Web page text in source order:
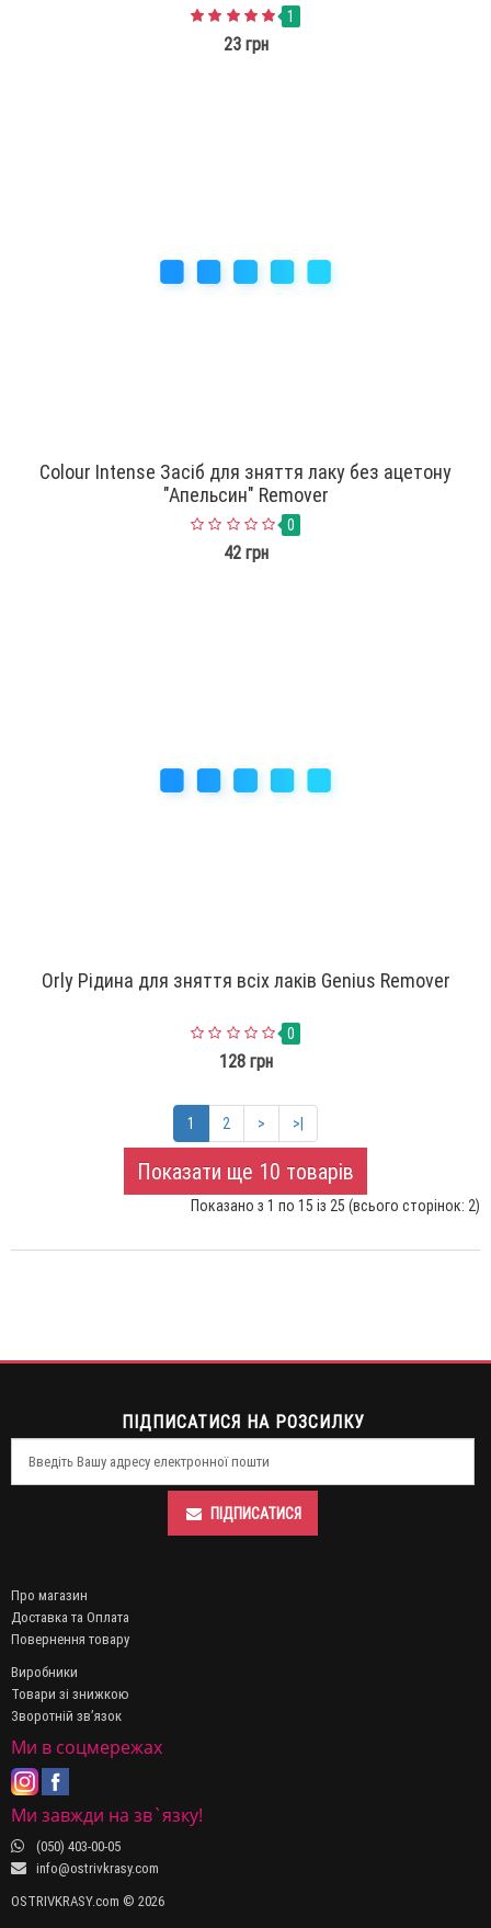
1
23 грн
Colour Intense Засіб для зняття лаку без ацетону
"Апельсин" Remover
0
42 грн
Orly Рідина для зняття всіх лаків Genius Remover
0
128 грн
1 2 > >|
Показати ще 10 товарів
Показано з 1 по 15 із 25 (всього сторінок: 2)
ПІДПИСАТИСЯ НА РОЗСИЛКУ
ПІДПИСАТИСЯ
Про магазин
Доставка та Оплата
Повернення товару
Виробники
Товари зі знижкою
Зворотній зв’язок
Ми в соцмережах
Ми завжди на зв`язку!
(050) 403-00-05
info@ostrivkrasy.com
OSTRIVKRASY.com © 2026